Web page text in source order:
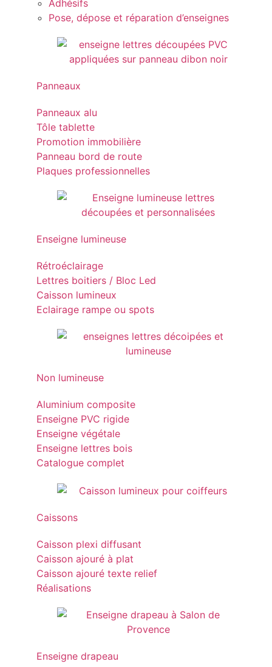
Adhésifs
Pose, dépose et réparation d’enseignes
Panneaux
Panneaux alu
Tôle tablette
Promotion immobilière
Panneau bord de route
Plaques professionnelles
Enseigne lumineuse
Rétroéclairage
Lettres boitiers / Bloc Led
Caisson lumineux
Eclairage rampe ou spots
Non lumineuse
Aluminium composite
Enseigne PVC rigide
Enseigne végétale
Enseigne lettres bois
Catalogue complet
Caissons
Caisson plexi diffusant
Caisson ajouré à plat
Caisson ajouré texte relief
Réalisations
Enseigne drapeau